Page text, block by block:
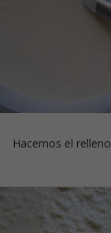
Hacemos el relleno